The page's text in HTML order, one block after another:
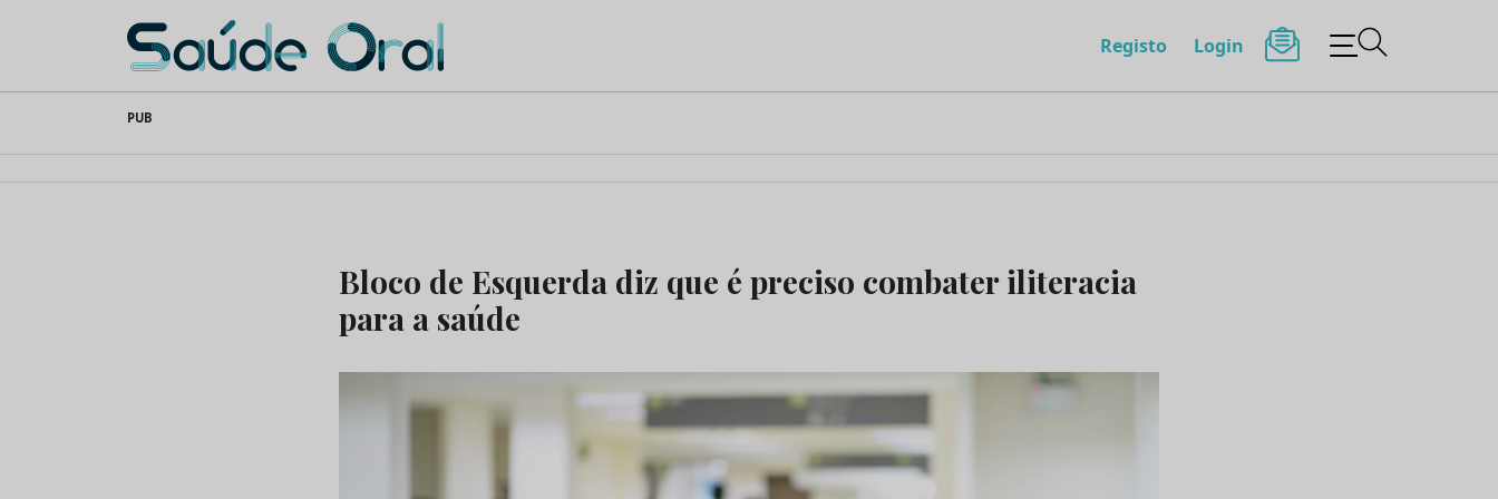
content
Saúde Oral Registo Login
PUB
Bloco de Esquerda diz que é preciso combater iliteracia
para a saúde